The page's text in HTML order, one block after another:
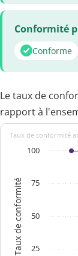
Conformité
Conforme
Le taux de
rapport à
Taux de conformité
Taux de conformité
25
50
75
100